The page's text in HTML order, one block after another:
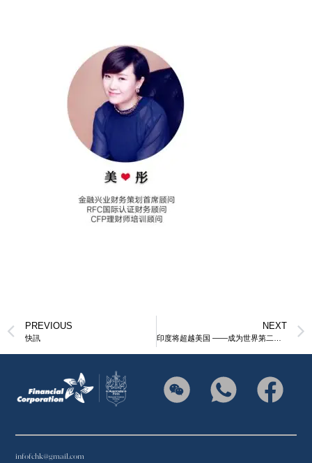
PREVIOUS
快訊
NEXT
infofchk@gmail.com